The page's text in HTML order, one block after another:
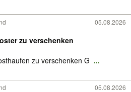
05.08.2026
zu verschenken
zu verschenken G ...
05.08.2026